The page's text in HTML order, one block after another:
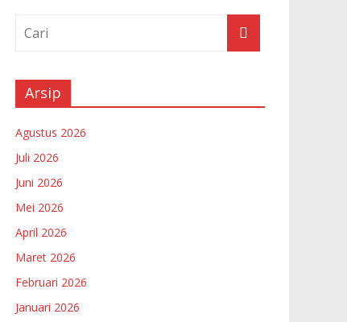
Arsip
Agustus 2026
Juli 2026
Juni 2026
Mei 2026
April 2026
Maret 2026
Februari 2026
Januari 2026